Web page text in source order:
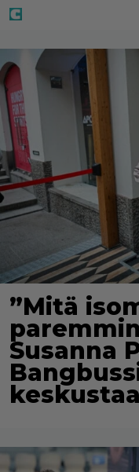
”Mitä
Susanna